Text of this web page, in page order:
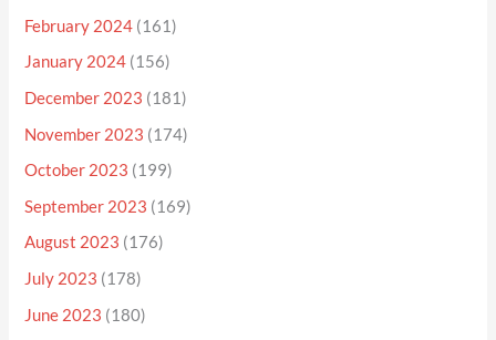
February 2024 (161)
January 2024 (156)
December 2023 (181)
November 2023 (174)
October 2023 (199)
September 2023 (169)
August 2023 (176)
July 2023 (178)
June 2023 (180)